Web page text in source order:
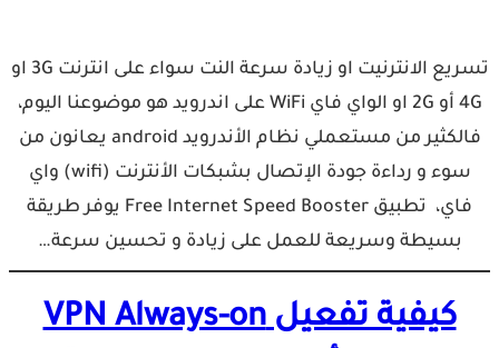
تسريع الانترنيت او زيادة سرعة النت سواء على انترنت 3G او
4G أو 2G او الواي فاي WiFi على اندرويد هو موضوعنا اليوم،
فالكثير من مستعملي نظام الأندرويد android يعانون من
سوء و رداءة جودة الإتصال بشبكات الأنترنت (wifi) واي
فاي، تطبيق Free Internet Speed Booster يوفر طريقة
بسيطة وسريعة للعمل على زيادة و تحسين سرعة…
كيفية تفعيل VPN Always-on